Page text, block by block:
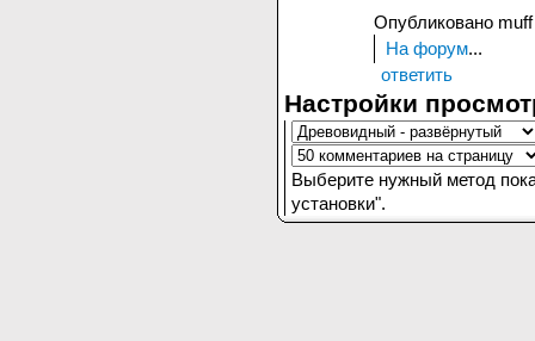
Опубликовано
На форум...
ответить
Настройки
Выберите нужный метод
установки".